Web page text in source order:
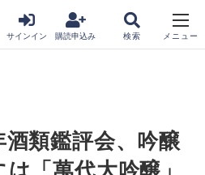
サインイン 購読申込み
類鑑評会、吟醸
「萬代大吟醸」